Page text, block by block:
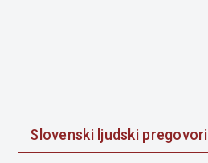
Slovenski ljudski pregovori